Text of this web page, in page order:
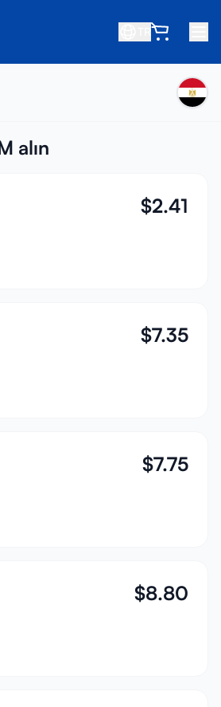
alın
$2.41
$7.35
$7.75
$8.80